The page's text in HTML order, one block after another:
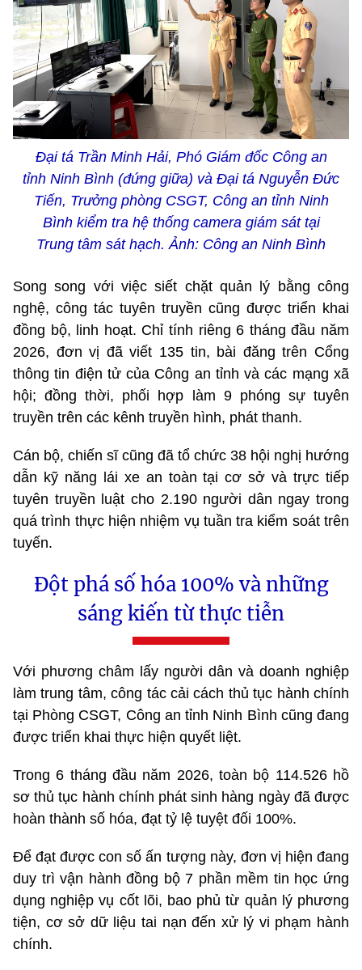
Đại tá Trần Minh Hải, Phó Giám đốc Công an
tỉnh Ninh Bình (đứng giữa) và Đại tá Nguyễn Đức
Tiến, Trưởng phòng CSGT, Công an tỉnh Ninh
Bình kiểm tra hệ thống camera giám sát tại
Trung tâm sát hạch. Ảnh: Công an Ninh Bình
Song song với việc siết chặt quản lý bằng công
nghệ, công tác tuyên truyền cũng được triển khai
đồng bộ, linh hoạt. Chỉ tính riêng 6 tháng đầu năm
2026, đơn vị đã viết 135 tin, bài đăng trên Cổng
thông tin điện tử của Công an tỉnh và các mạng xã
hội; đồng thời, phối hợp làm 9 phóng sự tuyên
truyền trên các kênh truyền hình, phát thanh.
Cán bộ, chiến sĩ cũng đã tổ chức 38 hội nghị hướng
dẫn kỹ năng lái xe an toàn tại cơ sở và trực tiếp
tuyên truyền luật cho 2.190 người dân ngay trong
quá trình thực hiện nhiệm vụ tuần tra kiểm soát trên
tuyến.
Đột phá số hóa 100% và những
sáng kiến từ thực tiễn
Với phương châm lấy người dân và doanh nghiệp
làm trung tâm, công tác cải cách thủ tục hành chính
tại Phòng CSGT, Công an tỉnh Ninh Bình cũng đang
được triển khai thực hiện quyết liệt.
Trong 6 tháng đầu năm 2026, toàn bộ 114.526 hồ
sơ thủ tục hành chính phát sinh hàng ngày đã được
hoàn thành số hóa, đạt tỷ lệ tuyệt đối 100%.
Để đạt được con số ấn tượng này, đơn vị hiện đang
duy trì vận hành đồng bộ 7 phần mềm tin học ứng
dụng nghiệp vụ cốt lõi, bao phủ từ quản lý phương
tiện, cơ sở dữ liệu tai nạn đến xử lý vi phạm hành
chính.